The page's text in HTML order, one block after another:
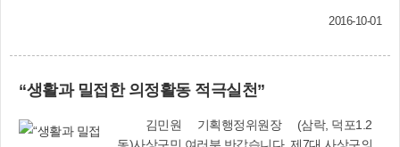
성됨에 따라 기금의 조성목표액 관련조항을 삭제
등 기금 사업을 원활하게 추진하기 위해 조례 정비
동위원에 관한 조례안「아동복지법」에 조례로
영과 아동위원에 관한 사항을 규정하기 위해 조례
개선해야 할 부분은 확실히 개선하겠습니다.또한
을 수렴하여 구정에 적극 반영될 수 있도록 하겠습
2016-10-01
“생활과 밀접한 의정활동 적극실천”
김민원 기획행정위원장 (삼락, 덕포1.2